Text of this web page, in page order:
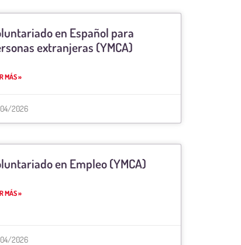
en Español para
extranjeras (YMCA)
MÁS »
2026
en Empleo (YMCA)
MÁS »
2026